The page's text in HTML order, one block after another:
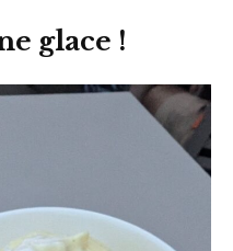
glace !